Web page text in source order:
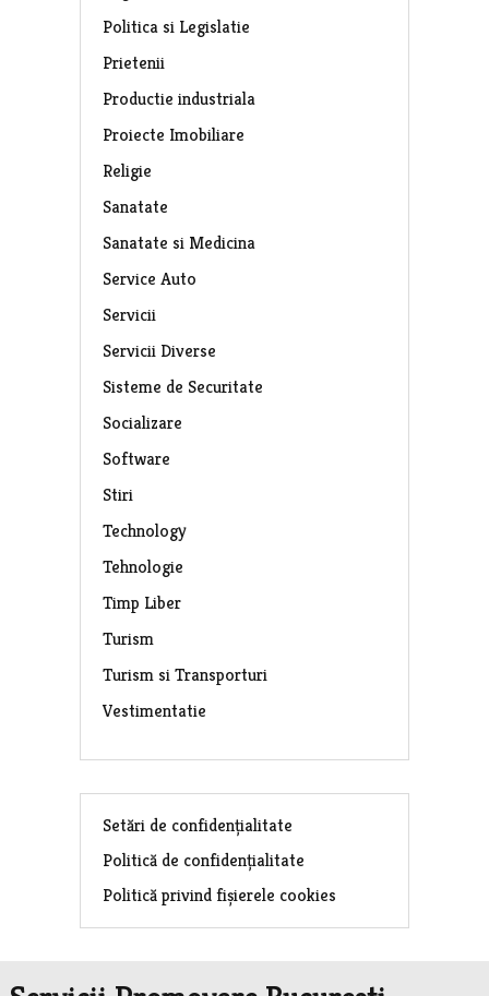
Politica si Legislatie
Prietenii
Productie industriala
Proiecte Imobiliare
Religie
Sanatate
Sanatate si Medicina
Service Auto
Servicii
Servicii Diverse
Sisteme de Securitate
Socializare
Software
Stiri
Technology
Tehnologie
Timp Liber
Turism
Turism si Transporturi
Vestimentatie
Setări de confidențialitate
Politică de confidențialitate
Politică privind fișierele cookies